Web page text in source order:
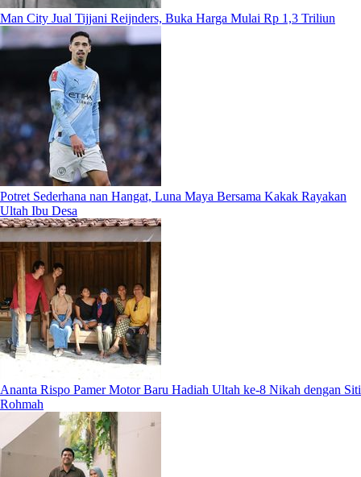
Man City Jual Tijjani Reijnders, Buka Harga Mulai Rp 1,3 Triliun
Potret Sederhana nan Hangat, Luna Maya Bersama Kakak Rayakan
Ultah Ibu Desa
Ananta Rispo Pamer Motor Baru Hadiah Ultah ke-8 Nikah dengan Siti
Rohmah